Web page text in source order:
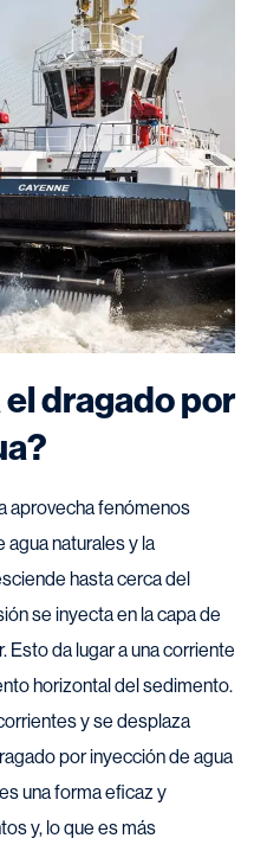
dragado por
aprovecha fenómenos
naturales y la
hasta cerca del
se inyecta en la capa de
Esto da lugar a una corriente
horizontal del sedimento.
y se desplaza
por inyección de agua
una forma eficaz y
y, lo que es más